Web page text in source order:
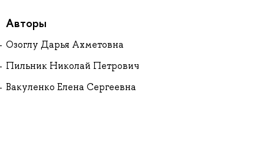
Авторы
Озоглу Дарья Ахметовна
Пильник Николай Петрович
Вакуленко Елена Сергеевна